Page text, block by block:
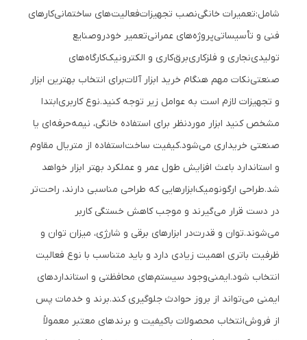
شامل:تعمیرات خانگینصب تجهیزاتفعالیت‌های ساختمانیکارهای
فنی و تأسیساتیپروژه‌های عمرانیتعمیر خودروصنایع
تولیدینجاری و فلزکاریبرق‌کاری و الکترونیککارگاه‌های
صنعتینکات مهم هنگام خرید ابزار آلاتبرای انتخاب بهترین ابزار
و تجهیزات لازم است به عوامل زیر توجه کنید.نوع کاربریابتدا
مشخص کنید ابزار موردنظر برای استفاده خانگی، نیمه‌حرفه‌ای یا
صنعتی خریداری می‌شود.کیفیت ساختاستفاده از متریال مقاوم
و استاندارد باعث افزایش طول عمر و عملکرد بهتر ابزار خواهد
شد.طراحی ارگونومیکابزارهایی که طراحی مناسبی دارند، راحت‌تر
در دست قرار می‌گیرند و موجب کاهش خستگی کاربر
می‌شوند.توان و قدرتدر ابزارهای برقی و شارژی، میزان توان و
ظرفیت باتری اهمیت زیادی دارد و باید متناسب با نوع فعالیت
انتخاب شود.ایمنیوجود سیستم‌های محافظتی و استانداردهای
ایمنی می‌تواند از بروز حوادث جلوگیری کند.برند و خدمات پس
از فروشانتخاب محصولات باکیفیت و برندهای معتبر معمولاً